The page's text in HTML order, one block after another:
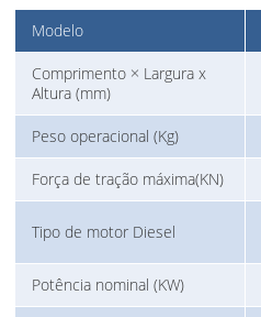
Modelo
Comprimento × Largura x
Altura (mm)
Peso operacional (Kg)
Força de tração máxima(KN)
Tipo de motor Diesel
Potência nominal (KW)